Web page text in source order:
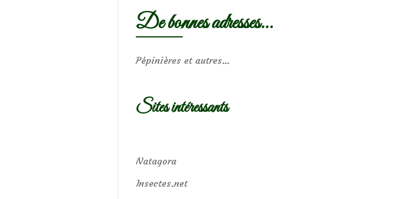
De bonnes adresses…
Pépinières et autres…
Sites intéressants
Natagora
Insectes.net